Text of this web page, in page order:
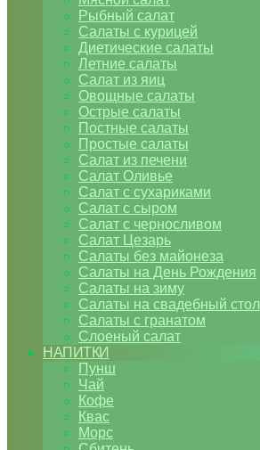
Рыбный салат
Салаты с курицей
Диетические салаты
Летние салаты
Салат из яиц
Овощные салаты
Острые салаты
Постные салаты
Простые салаты
Салат из печени
Салат Оливье
Салат с сухариками
Салат с сыром
Салат с черносливом
Салат Цезарь
Салаты без майонеза
Салаты на День Рождения
Салаты на зиму
Салаты на свадебный стол
Салаты с гранатом
Слоеный салат
НАПИТКИ
Пунш
Чай
Кофе
Квас
Морс